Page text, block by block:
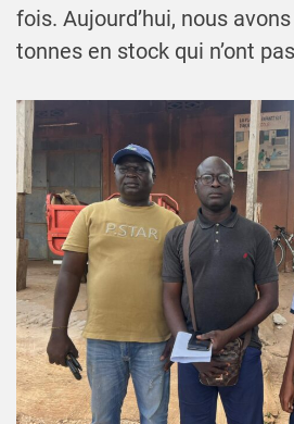
fois. Aujourd’hui, nous
tonnes en stock qui n’ont